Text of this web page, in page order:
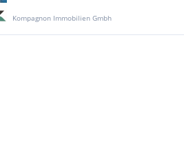
Kompagnon Immobilien Gmbh